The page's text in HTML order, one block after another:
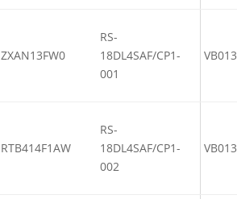
ZXAN13FW0
RS-
18DL4SAF/CP1-
001
RTB414F1AW
RS-
18DL4SAF/CP1-
002